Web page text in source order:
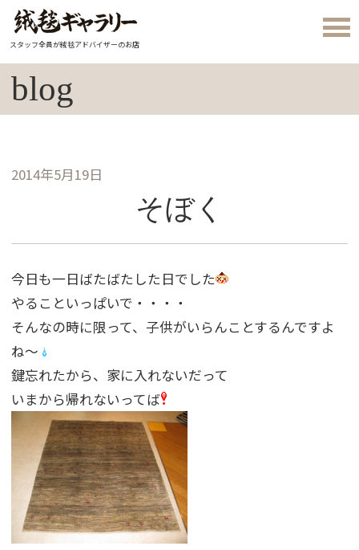
スタッフ全員が絨毯アドバイザーのお店
blog
2014年5月19日
そぼく
今日も一日ばたばたした日でした
やることいっぱいで・・・・
そんなの時に限って、子供がいらんことするんですよ
ね〜
鍵忘れたから、家に入れないだって
いまから帰れないってば